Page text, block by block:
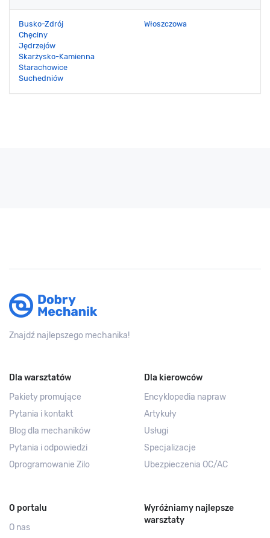
Busko-Zdrój
Chęciny
Jędrzejów
Skarżysko-Kamienna
Starachowice
Suchedniów
Włoszczowa
Znajdź najlepszego mechanika!
Dla warsztatów
Pakiety promujące
Pytania i kontakt
Blog dla mechaników
Pytania i odpowiedzi
Oprogramowanie Zilo
Dla kierowców
Encyklopedia napraw
Artykuły
Usługi
Specjalizacje
Ubezpieczenia OC/AC
O portalu
O nas
Wyróżniamy najlepsze
warsztaty